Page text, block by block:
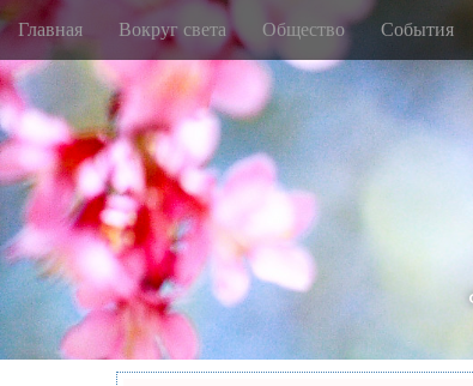
M
a
i
n
m
e
n
u
S
k
i
p
t
o
c
o
n
t
e
n
t
Главная Вокруг света Общество События